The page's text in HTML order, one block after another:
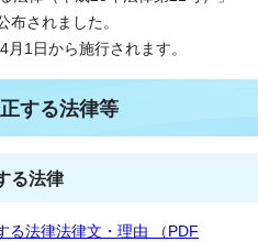
布されました。
1日から施行されます。
する法律等
る法律
る法律法律文・理由 （PDF